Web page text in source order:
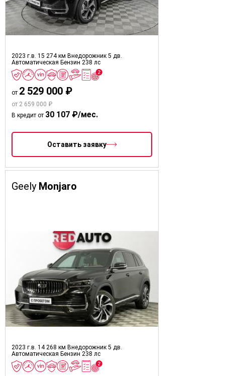
2023 г.в. 15 274 км Внедорожник 5 дв.
Автоматическая Бензин 238 лс
от 2 529 000 ₽
от 2 659 000 ₽
В кредит от 30 107 ₽/мес.
Оставить заявку
Geely Monjaro
2023 г.в. 14 268 км Внедорожник 5 дв.
Автоматическая Бензин 238 лс